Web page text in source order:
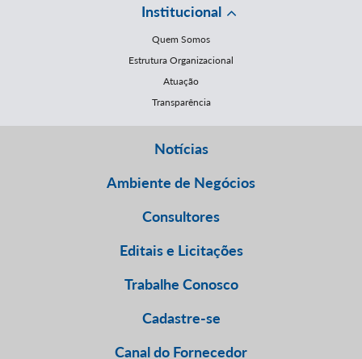
Institucional
Quem Somos
Estrutura Organizacional
Atuação
Transparência
Notícias
Ambiente de Negócios
Consultores
Editais e Licitações
Trabalhe Conosco
Cadastre-se
Canal do Fornecedor